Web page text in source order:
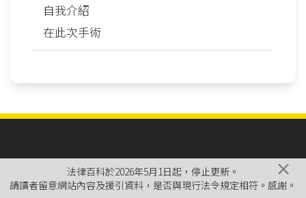
自我介紹
在此次手術
法律百科於2026年5月1日起，停止更新。
請讀者留意網站內容及援引資料，是否與現行法令規定相符。感謝。
×